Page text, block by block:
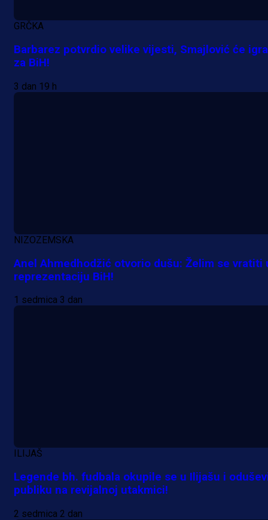
GRČKA
Barbarez potvrdio velike vijesti, Smajlović će
za BiH!
3 dan 19 h
NIZOZEMSKA
Anel Ahmedhodžić otvorio dušu: Želim se vratiti
reprezentaciju BiH!
1 sedmica 3 dan
ILIJAŠ
Legende bh. fudbala okupile se u Ilijašu i
publiku na revijalnoj utakmici!
2 sedmica 2 dan